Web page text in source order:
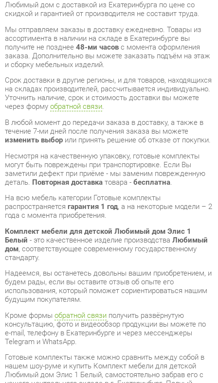
ассортимента в наличии на складе в Екатеринбурге вы
получите не позднее48-ми часовс момента оформления
заказа. Дополнительно вы можете заказать подъём на этаж
и сборку мебельных изделий.
Срок доставки в другие регионы, и для товаров, находящихся
на складах производителей, рассчитывается индивидуально.
Уточнить наличие, срок и стоимость доставки вы можете
через формуобратной связи.
В любой момент до передачи заказа в доставку, а также в
течение 7-ми дней после получения заказа вы можете
изменить выборили принять решение об отказе от покупки.
могут быть повреждены при транспортировке. Если Вы
заметили дефект при приёме - мы заменим поврежденную
деталь.Повторная доставкатовара -бесплатна.
На всю мебель категории Готовые комплекты
распространяетсягарантия 1 год, а на некоторые модели – 2
года с момента приобретения.
Комплект мебели для детской Любимый дом Элис 1
Белый- это качественное изделие производства
дом, соответствующее современному государственному
стандарту.
Надеемся, вы останетесь довольны вашим приобретением, и
будем рады, если вы оставите отзыв об опыте его
использования, который поможет сориентироваться нашим
будущим покупателям.
получить развёрнутую
консультацию, фото и видеообзор продукции вы можете по
e-mail, телефону в Екатеринбурге и через мессенджеры
Telegram и WhatsApp.
нашем шоу-руме и купить Комплект мебели для детской
Любимый дом Элис 1 Белый, самостоятельно забрав его с
нашего центрального склада в г. Екатеринбург. Полный
список адресов и магазинов смотрите на странице
Стиль детской комнаты Для девочек